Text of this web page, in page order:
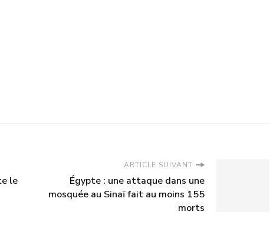
le
ARTICLE SUIVANT
Égypte : une attaque dans une
mosquée au Sinaï fait au moins 155
morts